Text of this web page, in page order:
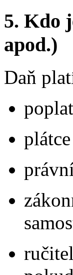
5. Kdo
apod.)
Daň